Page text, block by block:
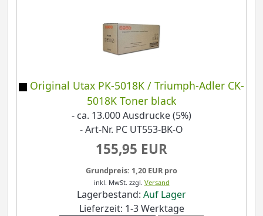
Original Utax PK-5018K / Triumph-Adler CK-
5018K Toner black
- ca. 13.000 Ausdrucke (5%)
- Art-Nr. PC UT553-BK-O
155,95 EUR
Grundpreis: 1,20 EUR pro
inkl. MwSt. zzgl. Versand
Lagerbestand: Auf Lager
Lieferzeit: 1-3 Werktage